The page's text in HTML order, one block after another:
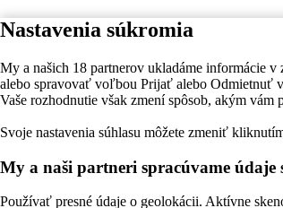
Nastavenia súkromia
My a našich 18 partnerov ukladáme informácie
alebo spravovať voľbou Prijať alebo Odmietnuť
Vaše rozhodnutie však zmení spôsob, akým vám
Svoje nastavenia súhlasu môžete zmeniť
My a naši partneri spracúvame údaje
Používať presné údaje o geolokácii. Aktívne